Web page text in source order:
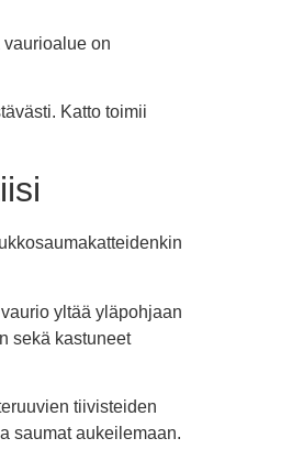
on
Katto toimii
yltää yläpohjaan
sekä kastuneet
tiivisteiden
saumat aukeilemaan.